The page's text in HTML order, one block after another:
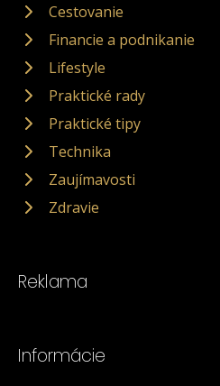
Cestovanie
Financie a podnikanie
Lifestyle
Praktické rady
Praktické tipy
Technika
Zaujímavosti
Zdravie
Reklama
Informácie